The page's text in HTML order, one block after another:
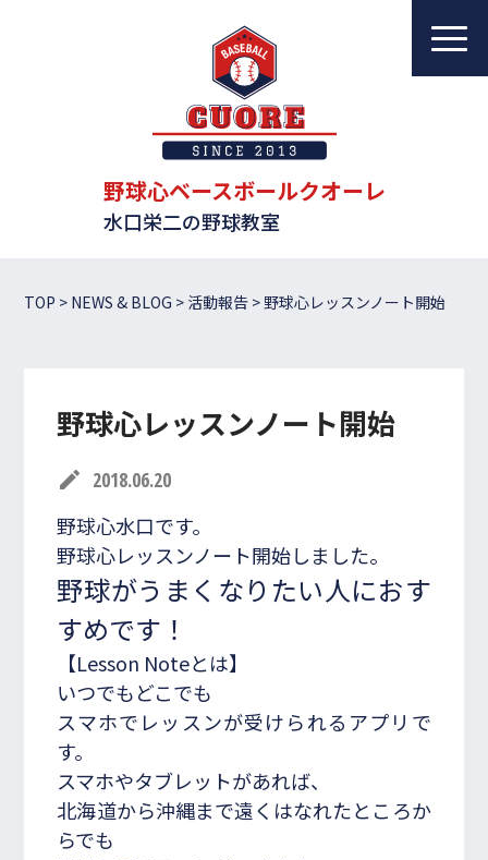
野球心ベースボールクオーレ
水口栄二の野球教室
野球心ベースボールクオーレ
水口栄二の野球教室
レッスンについて
指導者一覧
体験・入会案内
アクセス
お問い合わせ
入会・体験レッスン
お申し込み受付中！
TEL/FAX
受付時間 10:00~20:00
R
TOP > NEWS & BLOG > 活動報告 >野球心レッスンノート開始
野球心レッスンノート開始
edit 2018.06.20
野球心水口です。
野球心レッスンノート開始しました。
野球がうまくなりたい人におす
すめです！
【Lesson Noteとは】
いつでもどこでも
スマホでレッスンが受けられるアプリで
す。
スマホやタブレットがあれば、
北海道から沖縄まで遠くはなれたところか
らでも